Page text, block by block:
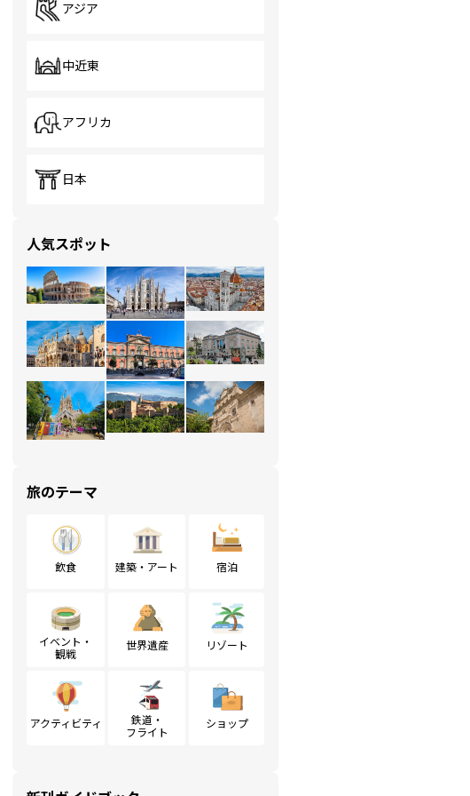
アジア
中近東
アフリカ
日本
人気スポット
旅のテーマ
飲食 建築・アート 宿泊
イベント・
観戦
世界遺産 リゾート
アクティビティ
鉄道・
フライト
ショップ